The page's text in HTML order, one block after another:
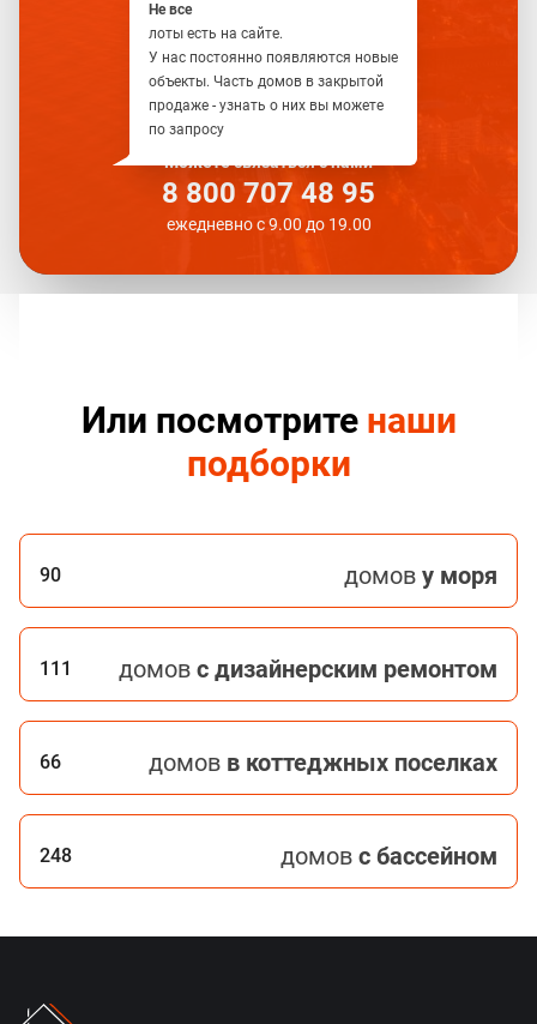
Можете связаться с нами
8 800 707 48 95
ежедневно с 9.00 до 19.00
Не все
лоты есть на сайте.
У нас постоянно появляются новые
объекты. Часть домов в закрытой
продаже - узнать о них вы можете
по запросу
Или посмотрите наши
подборки
90 домов у моря
111 домов с дизайнерским ремонтом
66 домов в коттеджных поселках
248 домов с бассейном